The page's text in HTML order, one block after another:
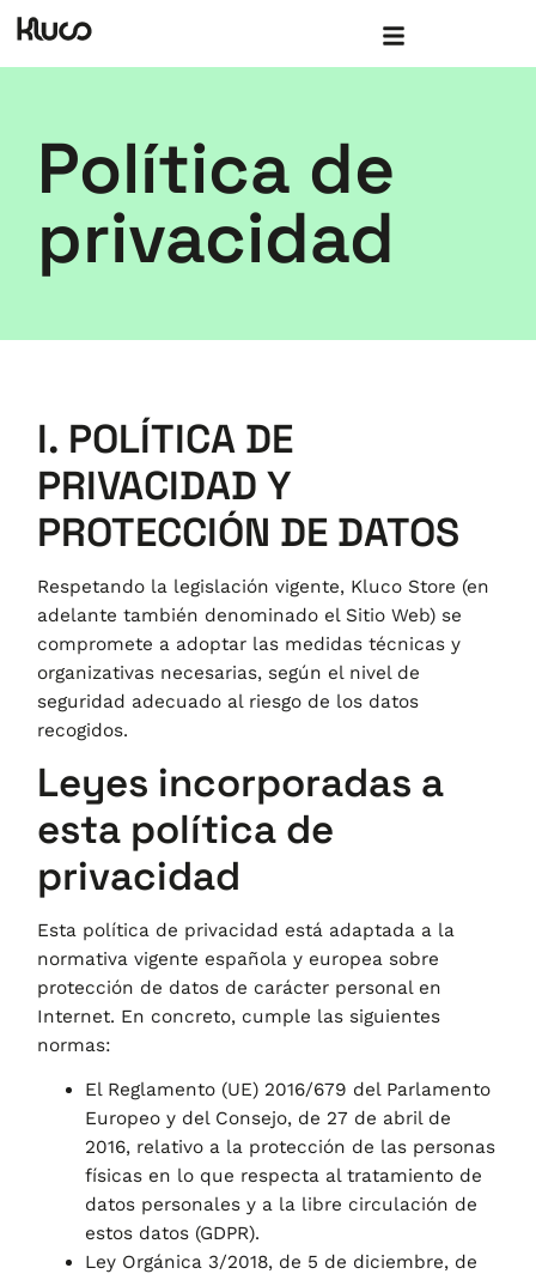
Política de
privacidad
I. POLÍTICA DE
PRIVACIDAD Y
PROTECCIÓN DE DATOS
Respetando la legislación vigente, Kluco Store (en
adelante también denominado el Sitio Web) se
compromete a adoptar las medidas técnicas y
organizativas necesarias, según el nivel de
seguridad adecuado al riesgo de los datos
recogidos.
Leyes incorporadas a
esta política de
privacidad
Esta política de privacidad está adaptada a la
normativa vigente española y europea sobre
protección de datos de carácter personal en
Internet. En concreto, cumple las siguientes
normas:
El Reglamento (UE) 2016/679 del Parlamento
Europeo y del Consejo, de 27 de abril de
2016, relativo a la protección de las personas
físicas en lo que respecta al tratamiento de
datos personales y a la libre circulación de
estos datos (GDPR).
Ley Orgánica 3/2018, de 5 de diciembre, de